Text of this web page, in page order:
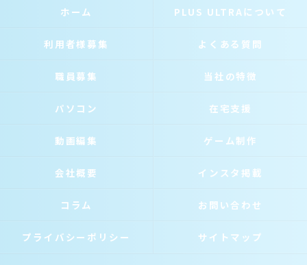
ホーム PLUS ULTRAについて
利用者様募集 よくある質問
職員募集 当社の特徴
パソコン 在宅支援
動画編集 ゲーム制作
会社概要 インスタ掲載
コラム お問い合わせ
プライバシーポリシー サイトマップ